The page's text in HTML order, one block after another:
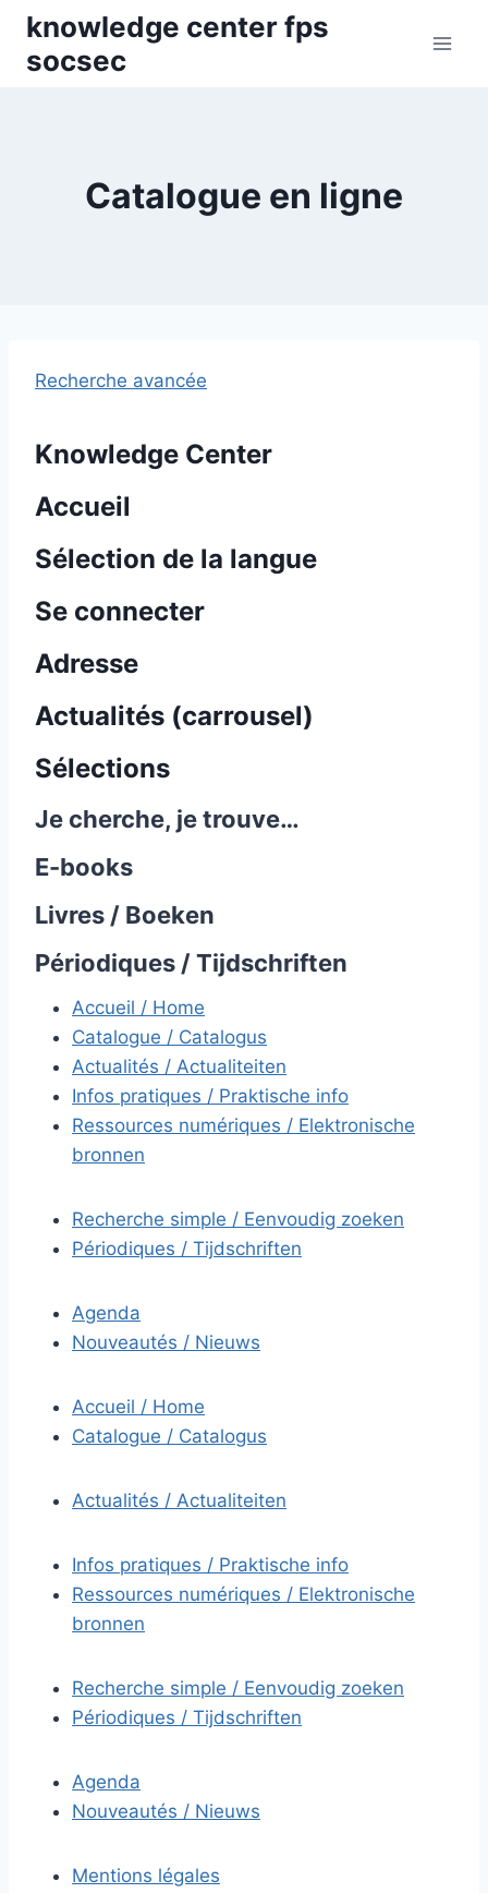
Skip
content
knowledge center fps
socsec
Catalogue en ligne
Recherche avancée
Knowledge Center
Accueil
Sélection de la langue
Se connecter
Adresse
Actualités (carrousel)
Sélections
Je cherche, je trouve…
E-books
Livres / Boeken
Périodiques / Tijdschriften
Accueil / Home
Catalogue / Catalogus
Actualités / Actualiteiten
Infos pratiques / Praktische info
Ressources numériques / Elektronische
bronnen
Recherche simple / Eenvoudig zoeken
Périodiques / Tijdschriften
Agenda
Nouveautés / Nieuws
Accueil / Home
Catalogue / Catalogus
Actualités / Actualiteiten
Infos pratiques / Praktische info
Ressources numériques / Elektronische
bronnen
Recherche simple / Eenvoudig zoeken
Périodiques / Tijdschriften
Agenda
Nouveautés / Nieuws
Mentions légales